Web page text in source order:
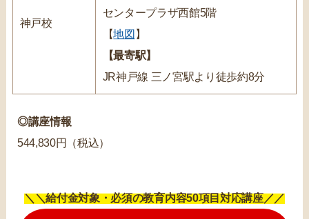
神戸校
センタープラザ西館5階
【地図 】
【最寄駅】
JR神戸線 三ノ宮駅より徒歩約8分
◎講座情報
544,830円（税込）
＼＼給付金対象・必須の教育内容50項目対応講座／／